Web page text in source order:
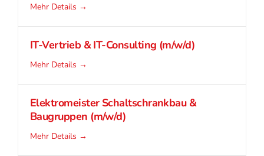
Mehr Details
IT-Vertrieb & IT-Consulting (m/w/d)
Mehr Details
Elektromeister Schaltschrankbau &
Baugruppen (m/w/d)
Mehr Details